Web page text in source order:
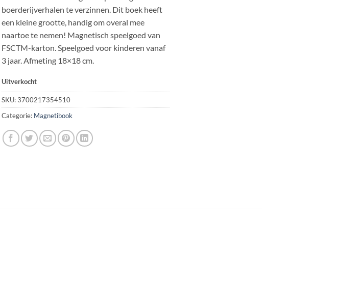
boerderijverhalen te verzinnen. Dit boek heeft
een kleine grootte, handig om overal mee
naartoe te nemen! Magnetisch speelgoed van
FSCTM-karton. Speelgoed voor kinderen vanaf
3 jaar. Afmeting 18×18 cm.
Uitverkocht
SKU:3700217354510
Categorie: Magnetibook